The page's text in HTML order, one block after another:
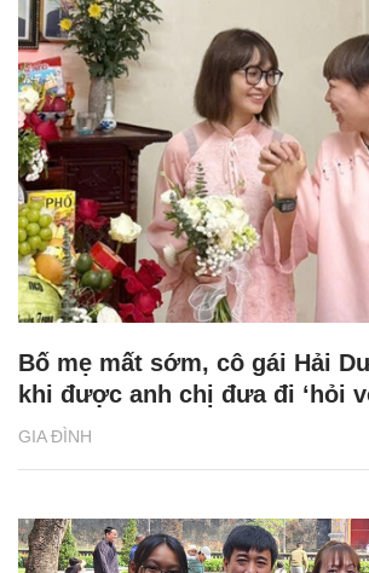
GIA ĐÌNH
Bố mẹ mất sớm, cô gái Hải
khi được anh chị đưa đi ‘hỏi